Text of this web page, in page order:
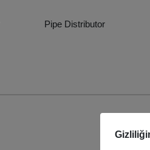
Pipe Distributor